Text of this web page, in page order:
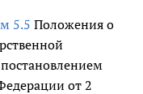
5.5 Положения о
от 2